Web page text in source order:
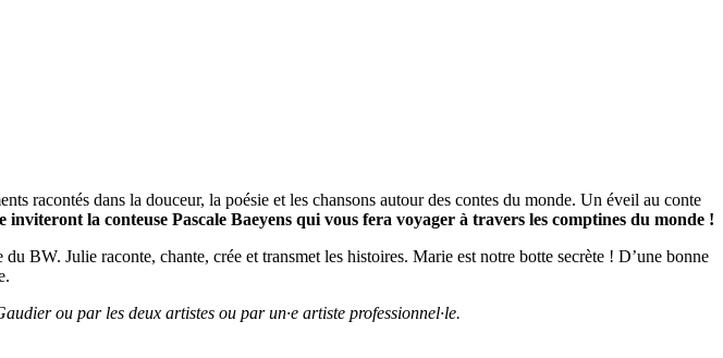
racontés dans la douceur, la poésie et les chansons autour des contes du monde. Un éveil au conte
la conteuse Pascale Baeyens qui vous fera voyager à travers les comptines du monde !
BW. Julie raconte, chante, crée et transmet les histoires. Marie est notre botte secrète ! D’une bonne
ou par les deux artistes ou par un·e artiste professionnel·le.